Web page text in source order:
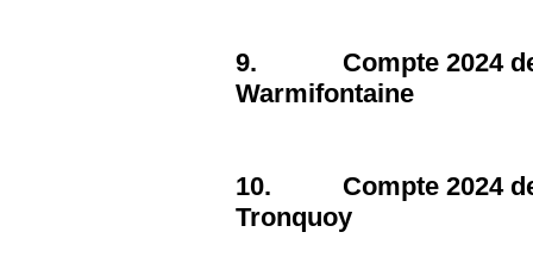
9. Compte 2024 de
Warmifontaine
10. Compte 2024 de
Tronquoy